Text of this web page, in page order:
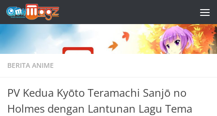
Skip to content
BERITA ANIME
PV Kedua Kyōto Teramachi Sanjō no
Holmes dengan Lantunan Lagu Tema